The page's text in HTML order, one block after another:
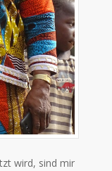
wird, sind mir